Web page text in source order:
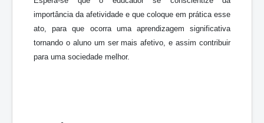
importância da afetividade e que coloque em prática esse
ato, para que ocorra uma aprendizagem significativa
tornando o aluno um ser mais afetivo, e assim contribuir
para uma sociedade melhor.